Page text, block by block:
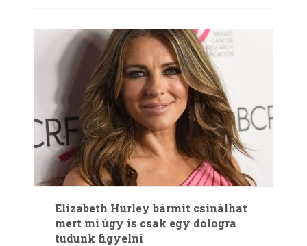
Elizabeth Hurley bármit csinálhat
mert mi úgy is csak egy dologra
tudunk figyelni